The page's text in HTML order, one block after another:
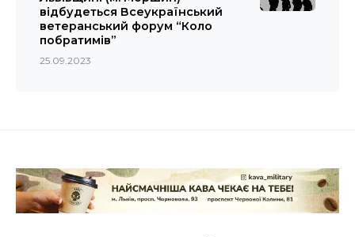
відбудеться Всеукраїнський
ветеранський форум “Коло
побратимів”
25.09.2023